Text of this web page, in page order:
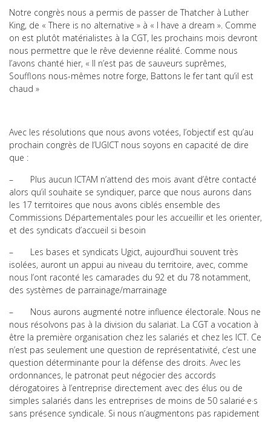
Notre congrès nous a permis de passer de Thatcher à Luther
King, de « There is no alternative » à « I have a dream ». Comme
on est plutôt matérialistes à la CGT, les prochains mois devront
nous permettre que le rêve devienne réalité. Comme nous
l’avons chanté hier, « Il n’est pas de sauveurs suprêmes,
Soufflons nous-mêmes notre forge, Battons le fer tant qu’il est
chaud »
Avec les résolutions que nous avons votées, l’objectif est qu’au
prochain congrès de l’UGICT nous soyons en capacité de dire
que :
– Plus aucun ICTAM n’attend des mois avant d’être contacté
alors qu’il souhaite se syndiquer, parce que nous aurons dans
les 17 territoires que nous avons ciblés ensemble des
Commissions Départementales pour les accueillir et les orienter,
et des syndicats d’accueil si besoin
– Les bases et syndicats Ugict, aujourd’hui souvent très
isolées, auront un appui au niveau du territoire, avec, comme
nous l’ont raconté les camarades du 92 et du 78 notamment,
des systèmes de parrainage/marrainage
– Nous aurons augmenté notre influence électorale. Nous ne
nous résolvons pas à la division du salariat. La CGT a vocation à
être la première organisation chez les salariés et chez les ICT. Ce
n’est pas seulement une question de représentativité, c’est une
question déterminante pour la défense des droits. Avec les
ordonnances, le patronat peut négocier des accords
dérogatoires à l’entreprise directement avec des élus ou de
simples salariés dans les entreprises de moins de 50 salarié·e·s
sans présence syndicale. Si nous n’augmentons pas rapidement